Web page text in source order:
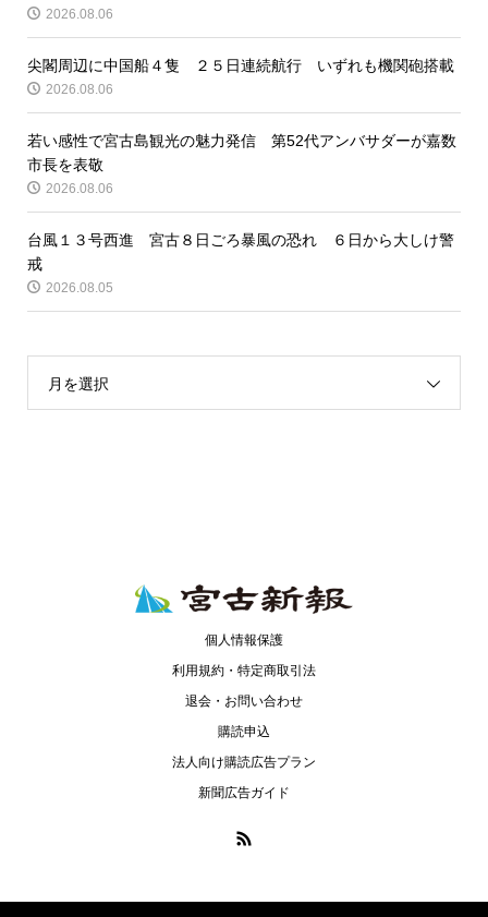
2026.08.06
尖閣周辺に中国船４隻 ２５日連続航行 いずれも機関砲搭載
2026.08.06
若い感性で宮古島観光の魅力発信 第52代アンバサダーが嘉数
市長を表敬
2026.08.06
台風１３号西進 宮古８日ごろ暴風の恐れ ６日から大しけ警
戒
2026.08.05
月を選択
個人情報保護
利用規約・特定商取引法
退会・お問い合わせ
購読申込
法人向け購読広告プラン
新聞広告ガイド